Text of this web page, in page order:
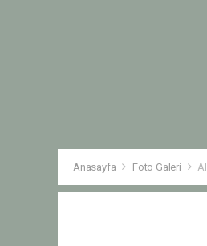
Anasayfa Foto Galeri